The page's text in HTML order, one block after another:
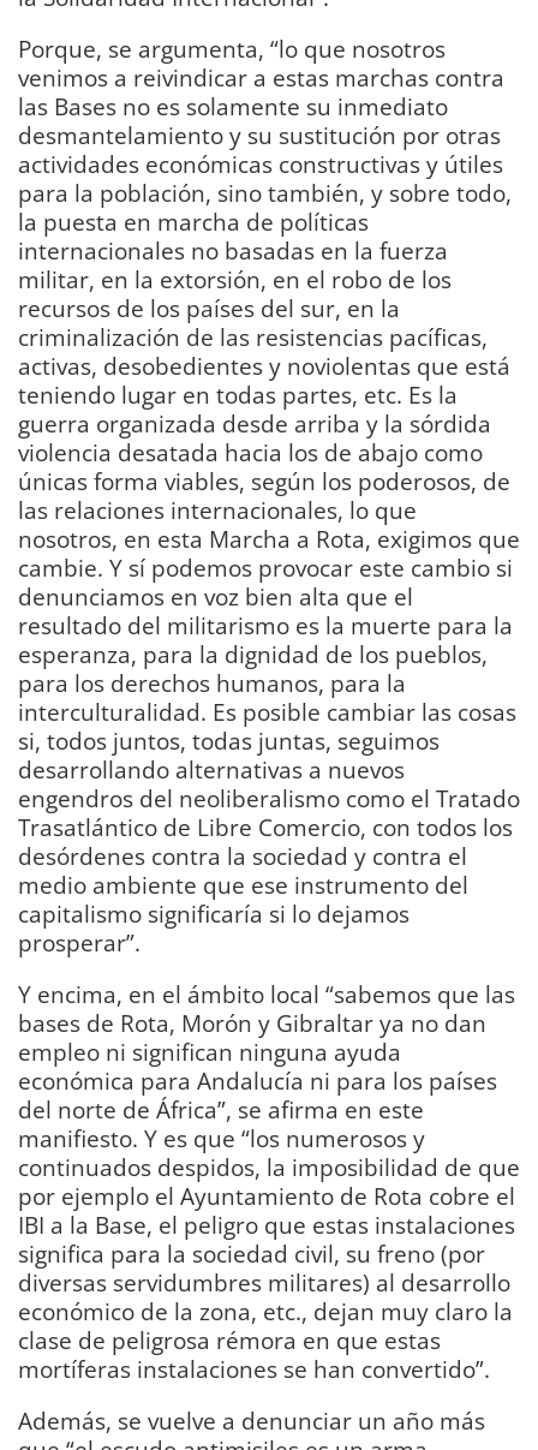
Porque, se argumenta, “lo que nosotros
venimos a reivindicar a estas marchas contra
las Bases no es solamente su inmediato
desmantelamiento y su sustitución por otras
actividades económicas constructivas y útiles
para la población, sino también, y sobre todo,
la puesta en marcha de políticas
internacionales no basadas en la fuerza
militar, en la extorsión, en el robo de los
recursos de los países del sur, en la
criminalización de las resistencias pacíficas,
activas, desobedientes y noviolentas que está
teniendo lugar en todas partes, etc. Es la
guerra organizada desde arriba y la sórdida
violencia desatada hacia los de abajo como
únicas forma viables, según los poderosos, de
las relaciones internacionales, lo que
nosotros, en esta Marcha a Rota, exigimos que
cambie. Y sí podemos provocar este cambio si
denunciamos en voz bien alta que el
resultado del militarismo es la muerte para la
esperanza, para la dignidad de los pueblos,
para los derechos humanos, para la
interculturalidad. Es posible cambiar las cosas
si, todos juntos, todas juntas, seguimos
desarrollando alternativas a nuevos
engendros del neoliberalismo como el Tratado
Trasatlántico de Libre Comercio, con todos los
desórdenes contra la sociedad y contra el
medio ambiente que ese instrumento del
capitalismo significaría si lo dejamos
prosperar”.
Y encima, en el ámbito local “sabemos que las
bases de Rota, Morón y Gibraltar ya no dan
empleo ni significan ninguna ayuda
económica para Andalucía ni para los países
del norte de África”, se afirma en este
manifiesto. Y es que “los numerosos y
continuados despidos, la imposibilidad de que
por ejemplo el Ayuntamiento de Rota cobre el
IBI a la Base, el peligro que estas instalaciones
significa para la sociedad civil, su freno (por
diversas servidumbres militares) al desarrollo
económico de la zona, etc., dejan muy claro la
clase de peligrosa rémora en que estas
mortíferas instalaciones se han convertido”.
Además, se vuelve a denunciar un año más